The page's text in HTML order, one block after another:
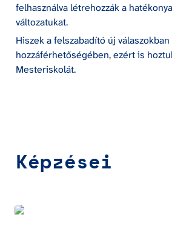
felhasználva létrehozzák a
változatukat.
Hiszek a felszabadító új
hozzáférhetőségében, ezért is
Mesteriskolát.
Képzései
Mondj jót magadról! Prezentáció